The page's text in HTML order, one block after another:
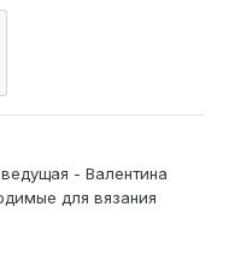
- Валентина
для вязания